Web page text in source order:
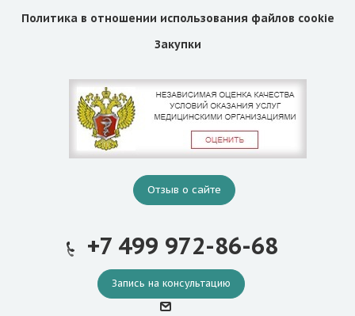
Политика в отношении использования файлов cookie
Закупки
Отзыв о сайте
+7 499 972-86-68
Запись на консультацию